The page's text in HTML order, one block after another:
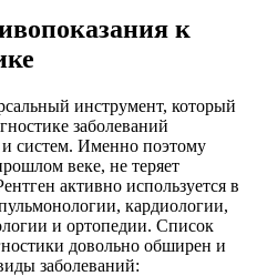
к
инструмент, который
заболеваний
систем. Именно поэтому
веке, не теряет
активно используется в
кардиологии,
и ортопедии. Список
довольно обширен и
заболеваний: